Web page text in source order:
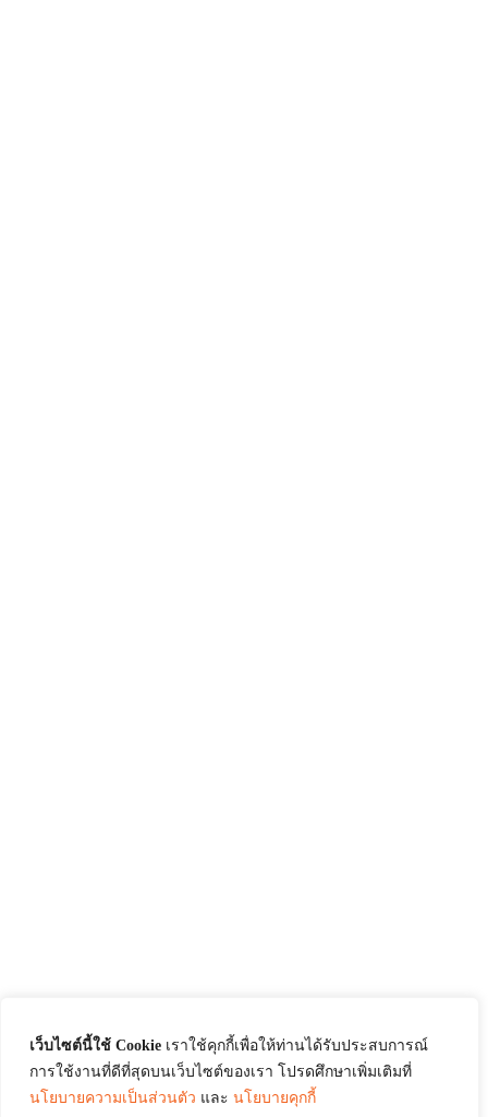
เว็บไซต์นี้ใช้ Cookie เราใช้คุกกี้เพื่อให้ท่านได้รับประสบการณ์
การใช้งานที่ดีที่สุดบนเว็บไซต์ของเรา โปรดศึกษาเพิ่มเติมที่
นโยบายความเป็นส่วนตัว และ นโยบายคุกกี้